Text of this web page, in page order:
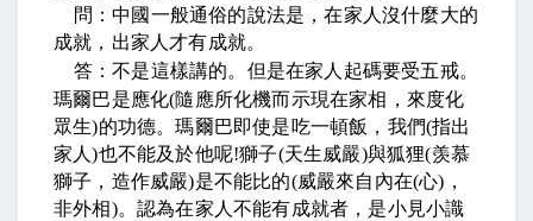
問：中國一般通俗的說法是，在家人沒什麼大的
成就，出家人才有成就。
答：不是這樣講的。但是在家人起碼要受五戒。
瑪爾巴是應化(隨應所化機而示現在家相，來度化
眾生)的功德。瑪爾巴即使是吃一頓飯，我們(指出
家人)也不能及於他呢!獅子(天生威嚴)與狐狸(羡慕
獅子，造作威嚴)是不能比的(威嚴來自內在(心) ，
非外相)。認為在家人不能有成就者，是小見小識